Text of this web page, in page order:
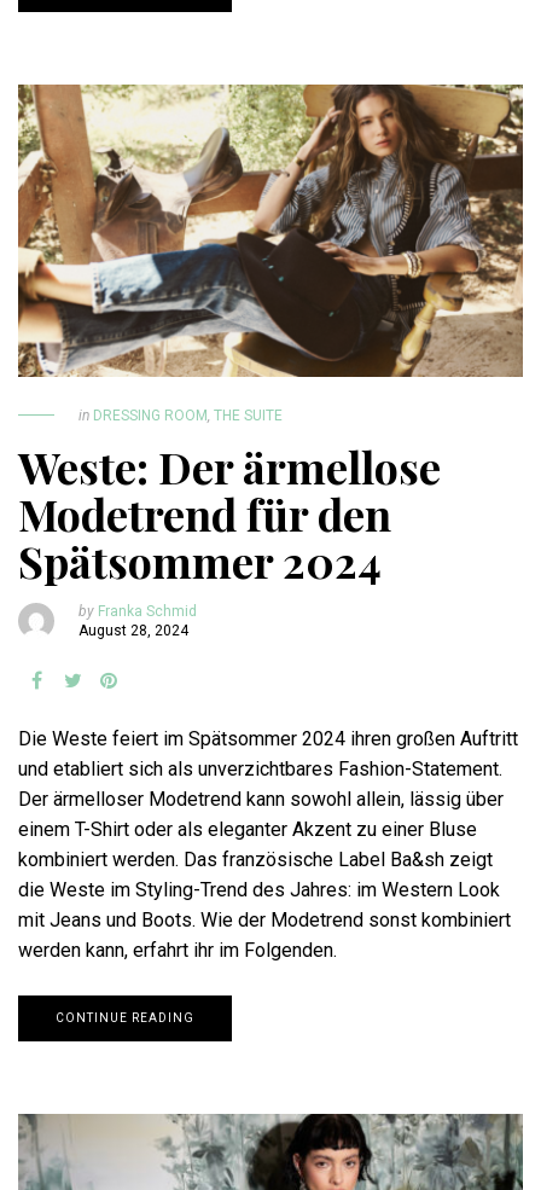
in DRESSING ROOM, THE SUITE
Weste: Der ärmellose
Modetrend für den
Spätsommer 2024
by Franka Schmid
August 28, 2024
Die Weste feiert im Spätsommer 2024 ihren großen Auftritt
und etabliert sich als unverzichtbares Fashion-Statement.
Der ärmelloser Modetrend kann sowohl allein, lässig über
einem T-Shirt oder als eleganter Akzent zu einer Bluse
kombiniert werden. Das französische Label Ba&sh zeigt
die Weste im Styling-Trend des Jahres: im Western Look
mit Jeans und Boots. Wie der Modetrend sonst kombiniert
werden kann, erfahrt ihr im Folgenden.
CONTINUE READING